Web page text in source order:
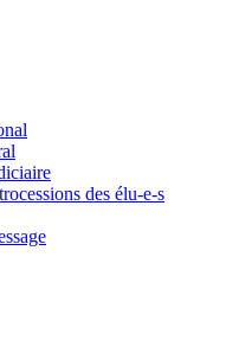
des élu-e-s